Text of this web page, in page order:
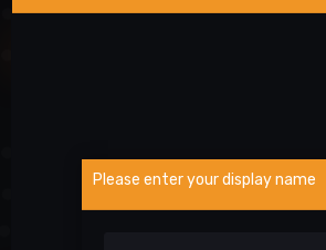
Please enter your display name
Atsiblokavimo anketa